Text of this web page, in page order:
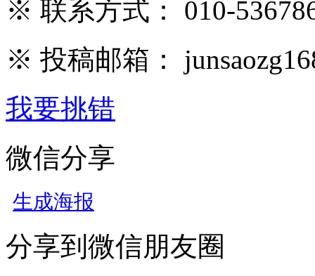
※ 联系方式： 010-
※ 投稿邮箱：
我要挑错
微信分享
生成海报
分享到微信朋友圈